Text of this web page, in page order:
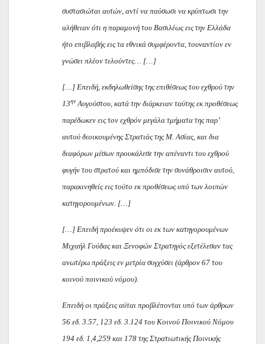
συστασιώται αυτών, αντί να παύσωσι να κρύπτωσι την
αλήθειαν ότι η παραμονή του Βασιλέως εις την Ελλάδα
ήτο επιβλαβής εις τα εθνικά συμφέροντα, τουναντίον εν
γνώσει πλέον τελούντες… […]
[…] Επειδή, εκδηλωθείσης της επιθέσεως του εχθρού την
13ηνΑυγούστου, κατά την διάρκειαν ταύτης εκ προθέσεως
παρέδωκεν εις τον εχθρόν μεγάλα τμήματα της παρ’
αυτού διοικουμένης Στρατιάς της Μ. Ασίας, και δια
διαφόρων μέσων προυκάλεσε την απέναντι του εχθρού
φυγήν του στρατού και ημπόδισε την συνάθροισιν αυτού,
παρακινηθείς εις τούτο εκ προθέσεως υπό των λοιπών
κατηγορουμένων. […]
[…] Επειδή προέκυψεν ότι οι εκ των κατηγορουμένων
Μιχαήλ Γούδας και Ξενοφών Στρατηγός εξετέλεσαν τας
ανωτέρω πράξεις εν μετρία συγχύσει (άρθρον 67 του
κοινού ποινικού νόμου).
Επειδή οι πράξεις αύται προβλέπονται υπό των άρθρων
56 εδ. 3.57, 123 εδ. 3.124 του Κοινού Ποινικού Νόμου
194 εδ. 1,4,259 και 178 της Στρατιωτικής Ποινικής